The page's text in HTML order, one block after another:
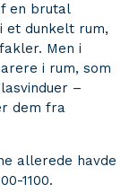
en brutal
et dunkelt rum,
Men i
i rum, som
–
dem fra
allerede havde
1100.